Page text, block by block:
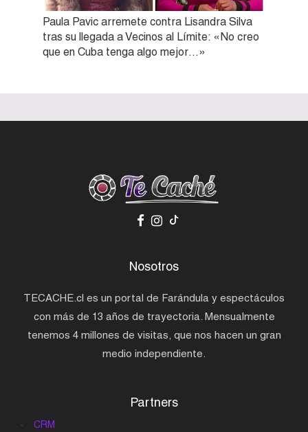
Paula Pavic arremete contra Lisandra Silva
tras su llegada a Vecinos al Límite: «No creo
que en Cuba tenga algo mejor…»
Nosotros
TECACHE.cl es un portal de Farándula y espectáculos
con más de 13 años de trayectoria. Mensualmente
tenemos 4 millones de visitas, que nos hacen un gran
medio independiente.
Partners
CRM